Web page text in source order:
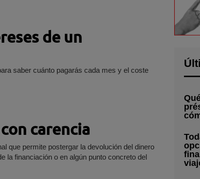
de un
saber cuánto pagarás cada mes y el coste
carencia
que permite postergar la devolución del dinero
la financiación o en algún punto concreto del